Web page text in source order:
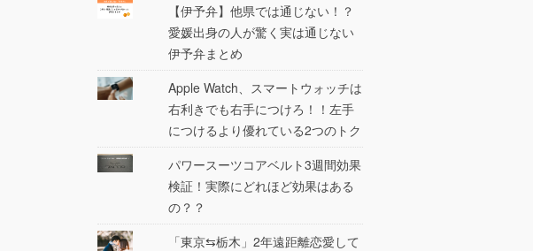
【伊予弁】他県では通じない！？
愛媛出身の人が驚く実は通じない
伊予弁まとめ
Apple Watch、スマートウォッチは
右利きでも右手につけろ！！左手
につけるより優れている2つのトク
パワースーツコアベルト3週間効果
検証！実際にどれほど効果はある
の？？
「東京⇆栃木」2年遠距離恋愛して